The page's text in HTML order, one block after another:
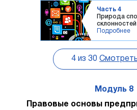
Часть 4
Природа
склонностей
Подробнее
4 из 30
Модуль 8
Правовые основы